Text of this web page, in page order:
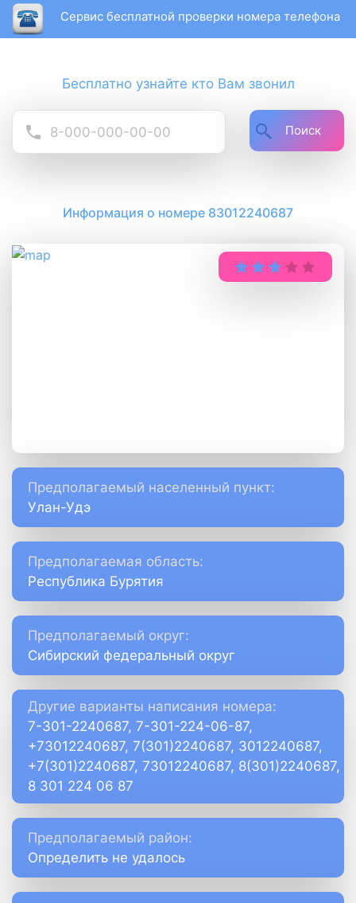
Сервис бесплатной проверки номера телефона
Бесплатно узнайте кто Вам звонил
Поиск
Информация о номере 83012240687
Предполагаемый населенный пункт:
Улан-Удэ
Предполагаемая область:
Республика Бурятия
Предполагаемый округ:
Сибирский федеральный округ
Другие варианты написания номера:
7-301-2240687, 7-301-224-06-87,
+73012240687, 7(301)2240687, 3012240687,
+7(301)2240687, 73012240687, 8(301)2240687,
8 301 224 06 87
Предполагаемый район:
Определить не удалось